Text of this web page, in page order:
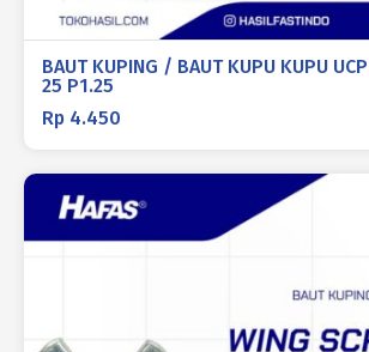
BAUT KUPING / BAUT KUPU KUPU
25 P1.25
Rp 4.450